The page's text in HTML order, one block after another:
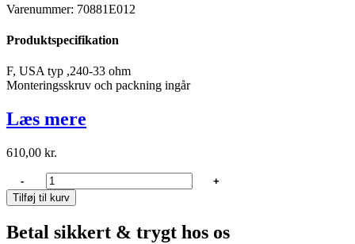
Varenummer: 70881E012
Produktspecifikation
F, USA typ ,240-33 ohm
Monteringsskruv och packning ingår
Læs mere
610,00 kr.
Veethree
Bränsle/vattengivare
305mm
antal
-
+
Tilføj til kurv
Betal sikkert & trygt hos os